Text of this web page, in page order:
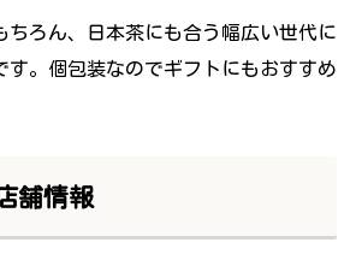
ちろん、日本茶にも合う幅広い世代に
す。個包装なのでギフトにもおすすめ
舗情報